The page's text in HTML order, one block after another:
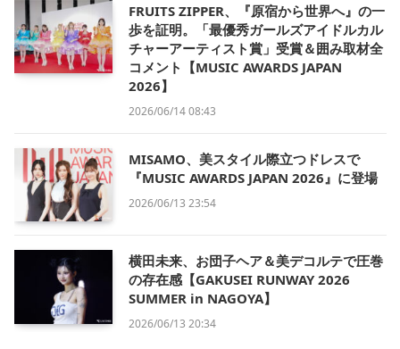
FRUITS ZIPPER、『原宿から世界へ』の一
歩を証明。「最優秀ガールズアイドルカル
チャーアーティスト賞」受賞＆囲み取材全
コメント【MUSIC AWARDS JAPAN
2026】
2026/06/14 08:43
MISAMO、美スタイル際立つドレスで
『MUSIC AWARDS JAPAN 2026』に登場
2026/06/13 23:54
横田未来、お団子ヘア＆美デコルテで圧巻
の存在感【GAKUSEI RUNWAY 2026
SUMMER in NAGOYA】
2026/06/13 20:34